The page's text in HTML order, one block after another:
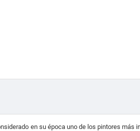
en su época uno de los pintores